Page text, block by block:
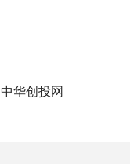
中华创投网